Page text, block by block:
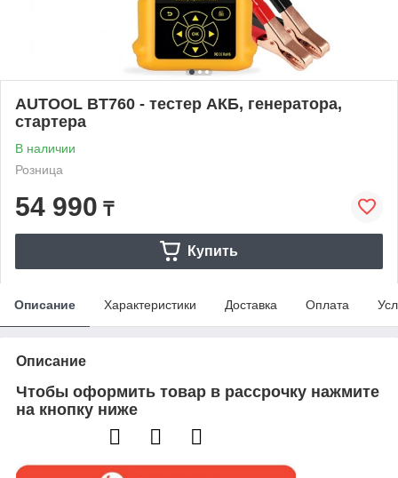
AUTOOL BT760 - тестер АКБ, генератора,
стартера
В наличии
Розница
54 990 ₸
Купить
Описание Характеристики Доставка Оплата
Описание
Чтобы оформить товар в рассрочку нажмите
на кнопку ниже